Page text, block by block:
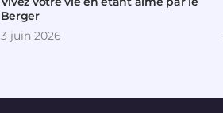
Berger
3 juin 2026